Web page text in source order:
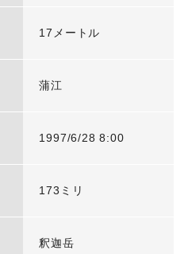
17メートル
蒲江
1997/6/28 8:00
173ミリ
釈迦岳